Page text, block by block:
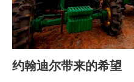
约翰迪尔带来的希望